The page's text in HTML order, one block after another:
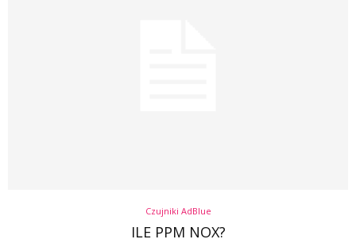
Czujniki AdBlue
ILE PPM NOX?